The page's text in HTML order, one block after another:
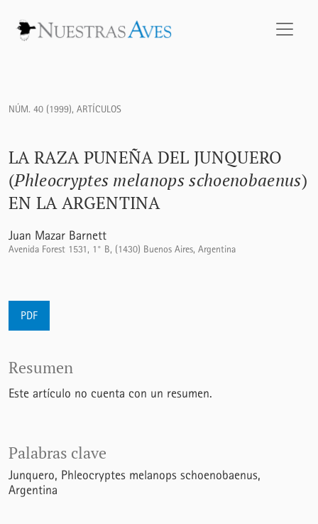
NÚM. 40 (1999), ARTÍCULOS
LA RAZA PUNEÑA DEL JUNQUERO
(Phleocryptes melanops schoenobaenus)
EN LA ARGENTINA
Juan Mazar Barnett
Avenida Forest 1531, 1° B, (1430) Buenos Aires, Argentina
PDF
Palabras clave
Junquero Phleocryptes melanops schoenobaenus
Argentina
Resumen
Este artículo no cuenta con un resumen.